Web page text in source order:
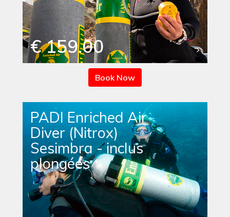
€ 159.00
Book Now
PADI Enriched Air
Diver (Nitrox)
Sesimbra - inclus
plongées